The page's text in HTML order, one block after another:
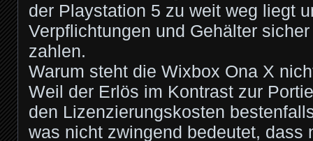
der Playstation 5 zu weit weg liegt
Verpflichtungen und Gehälter
zahlen.
Warum steht die Wixbox Ona X
Weil der Erlös im Kontrast zur
den Lizenzierungskosten
was nicht zwingend bedeutet, dass